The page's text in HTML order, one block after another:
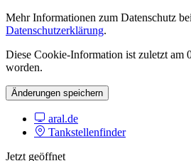
Mehr Informationen zum Datenschutz
Datenschutzerklärung.
Diese Cookie-Information ist zuletzt am
worden.
Änderungen speichern
aral.de
Tankstellenfinder
Jetzt geöffnet